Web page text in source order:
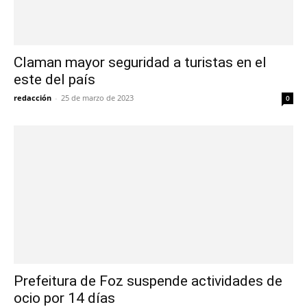
Claman mayor seguridad a turistas en el
este del país
redacción - 25 de marzo de 2023 0
Prefeitura de Foz suspende actividades de
ocio por 14 días